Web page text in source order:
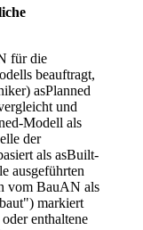
für die
beauftragt,
asPlanned
und
Modell als
der
als asBuilt-
ausgeführten
vom BauAN als
markiert
enthaltene